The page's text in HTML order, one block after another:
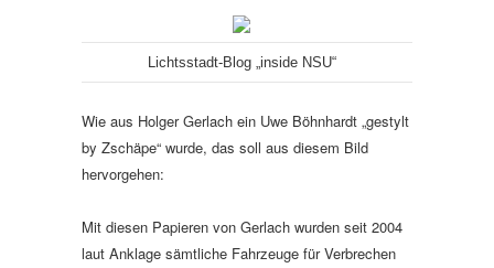
Lichtsstadt-Blog „inside NSU“
Wie aus Holger Gerlach ein Uwe Böhnhardt „gestylt
by Zschäpe“ wurde, das soll aus diesem Bild
hervorgehen:
Mit diesen Papieren von Gerlach wurden seit 2004
laut Anklage sämtliche Fahrzeuge für Verbrechen